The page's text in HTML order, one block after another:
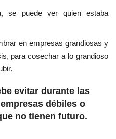
se puede ver quien estaba
en empresas grandiosas y
para cosechar a lo grandioso
evitar durante las
débiles o
no tienen futuro.